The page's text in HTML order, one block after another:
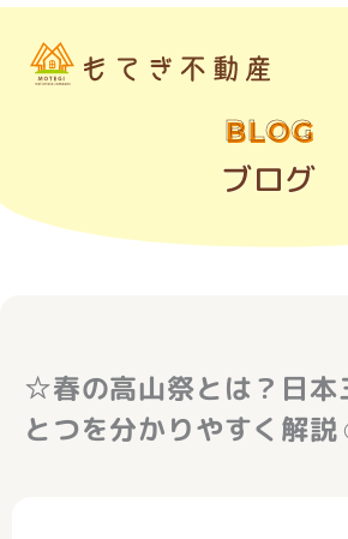
内
BLOG
ブログ
☆春の高山祭とは？日本
とつを分かりやすく解